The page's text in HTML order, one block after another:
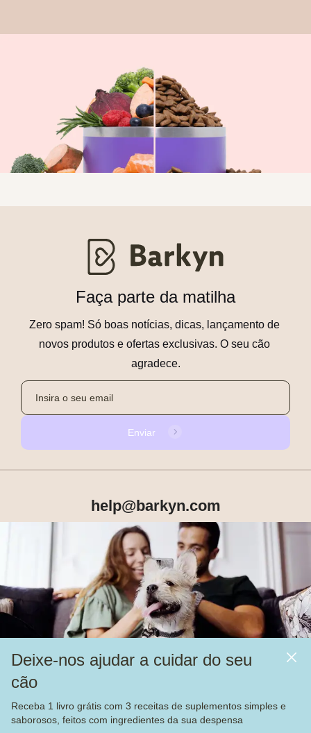
Deixe-nos ajudar a cuidar do seu
cão
Receba 1 livro grátis com 3 receitas de suplementos simples e
saborosos, feitos com ingredientes da sua despensa
Faça parte da matilha
Zero spam! Só boas notícias, dicas, lançamento de
novos produtos e ofertas exclusivas. O seu cão
agradece.
Enviar
help@barkyn.com
Produtos
Mais
Alimentação
Veja nossas4.000 avaliações no